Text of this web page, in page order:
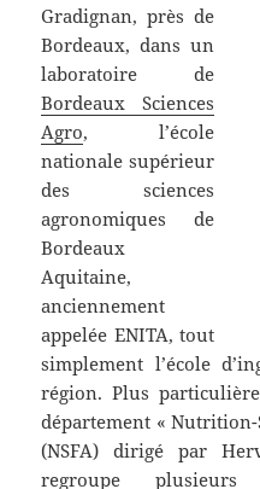
Gradignan, près de
Bordeaux, dans un
laboratoire de
Bordeaux Sciences
Agro, l’école
nationale supérieur
des sciences
agronomiques de
Bordeaux
Aquitaine,
anciennement
appelée ENITA, tout
simplement l’école
région. Plus
département «
(NSFA) dirigé par
regroupe plusieurs